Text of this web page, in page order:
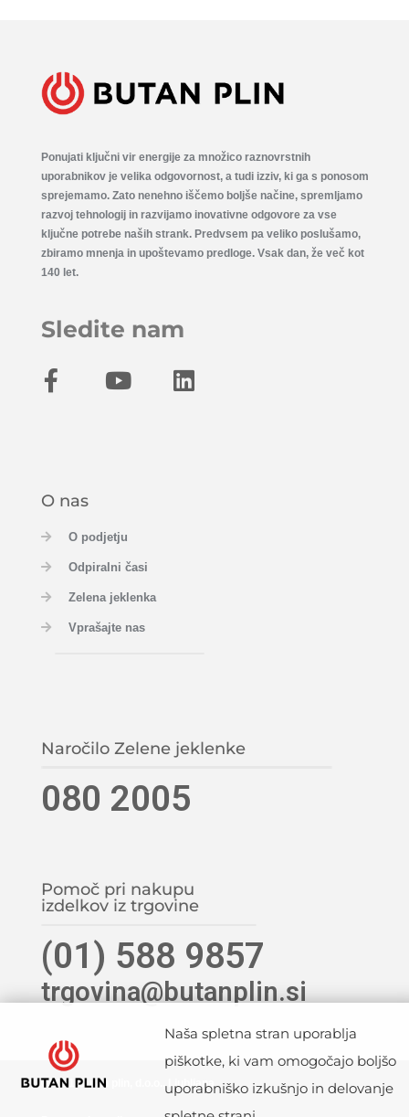
Naša spletna stran uporablja
piškotke, ki vam omogočajo boljšo
uporabniško izkušnjo in delovanje
Ponujati ključni vir energije za množico raznovrstnih
uporabnikov je velika odgovornost, a tudi izziv, ki ga s ponosom
sprejemamo. Zato nenehno iščemo boljše načine, spremljamo
razvoj tehnologij in razvijamo inovativne odgovore za vse
ključne potrebe naših strank. Predvsem pa veliko poslušamo,
zbiramo mnenja in upoštevamo predloge. Vsak dan, že več kot
140 let.
Sledite nam
O nas
O podjetju
Odpiralni časi
Zelena jeklenka
Vprašajte nas
Naročilo Zelene jeklenke
080 2005
Pomoč pri nakupu
izdelkov iz trgovine
(01) 588 9857
trgovina@butanplin.si
©2021 Butan plin, d.o.o., Ljubljana